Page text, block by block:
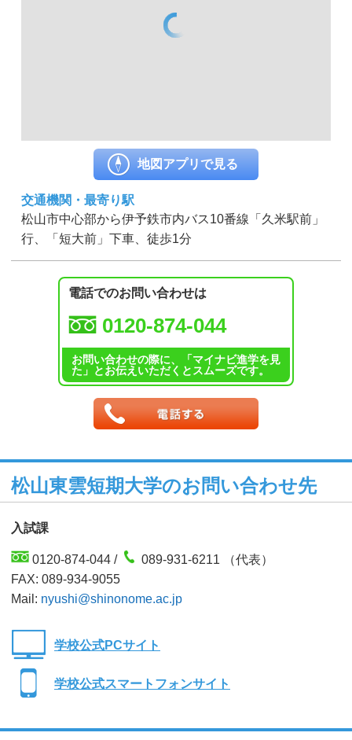
地図アプリで見る
交通機関・最寄り駅
松山市中心部から伊予鉄市内バス10番線「久米駅前」
行、「短大前」下車、徒歩1分
電話でのお問い合わせは
0120-874-044
お問い合わせの際に、「マイナビ進学を見
た」とお伝えいただくとスムーズです。
松山東雲短期大学のお問い合わせ先
入試課
0120-874-044 /
089-931-6211 （代表）
FAX: 089-934-9055
Mail: nyushi@shinonome.ac.jp
学校公式PCサイト
学校公式スマートフォンサイト